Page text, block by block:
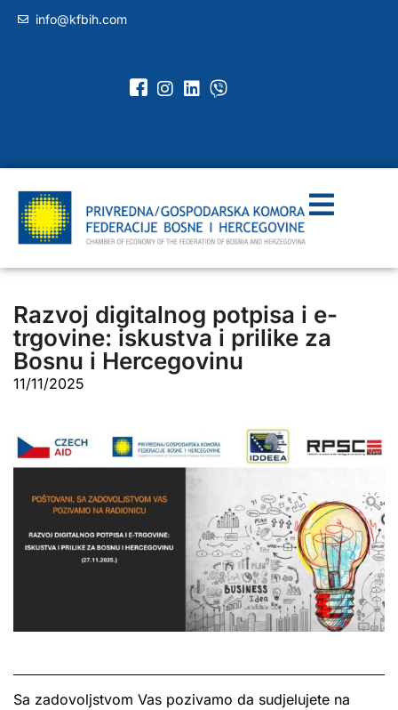
info@kfbih.com
Razvoj digitalnog potpisa i e-
trgovine: iskustva i prilike za
Bosnu i Hercegovinu
11/11/2025
Sa zadovoljstvom Vas pozivamo da sudjelujete na